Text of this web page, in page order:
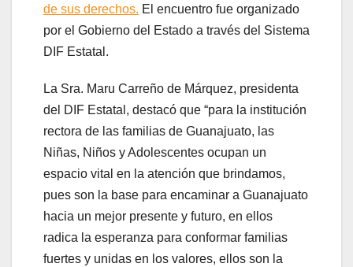
de sus derechos. El encuentro fue organizado
por el Gobierno del Estado a través del Sistema
DIF Estatal.
La Sra. Maru Carreño de Márquez, presidenta
del DIF Estatal, destacó que “para la institución
rectora de las familias de Guanajuato, las
Niñas, Niños y Adolescentes ocupan un
espacio vital en la atención que brindamos,
pues son la base para encaminar a Guanajuato
hacia un mejor presente y futuro, en ellos
radica la esperanza para conformar familias
fuertes y unidas en los valores, ellos son la